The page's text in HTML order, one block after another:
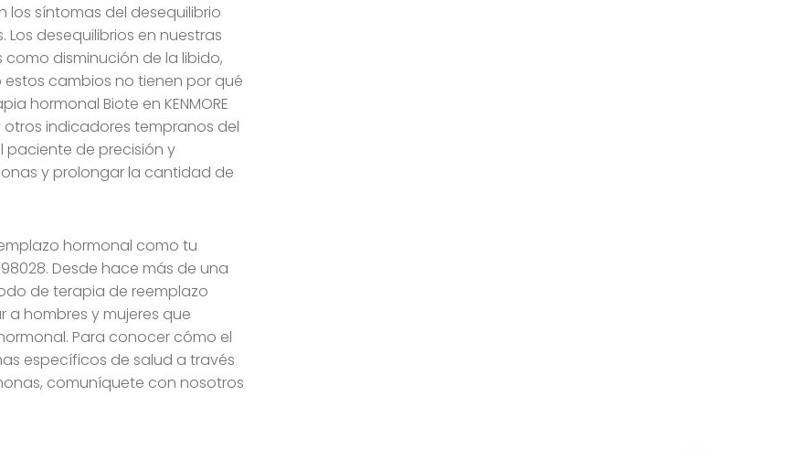
los síntomas del desequilibrio
desequilibrios en nuestras
disminución de la libido,
cambios no tienen por qué
hormonal Biote en KENMORE
otros indicadores tempranos del
paciente de precisión y
y prolongar la cantidad de
hormonal como tu
Desde hace más de una
de terapia de reemplazo
a hombres y mujeres que
Para conocer cómo el
específicos de salud a través
comuníquete con nosotros